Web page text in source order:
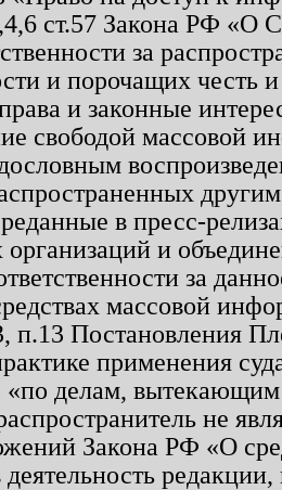
ст.57 Закона РФ «О
за
и порочащих честь
и законные
свободой массовой
в пресс-
и
за
массовой
п.13 Постановления
применения
делам, вытекающим
не
Закона РФ «О